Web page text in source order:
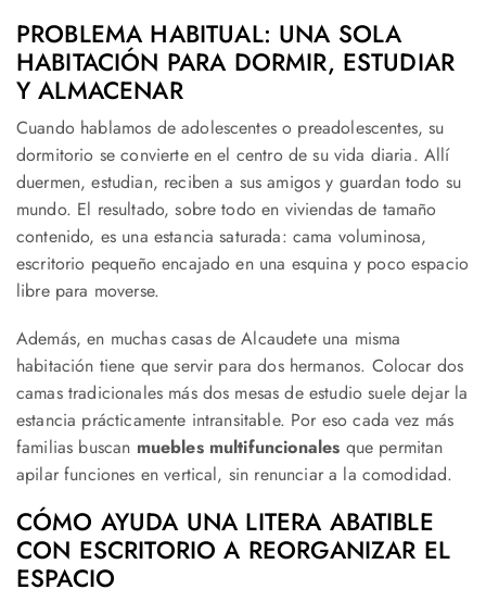
PROBLEMA HABITUAL: UNA SOLA
HABITACIÓN PARA DORMIR, ESTUDIAR
Y ALMACENAR
Cuando hablamos de adolescentes o preadolescentes, su
dormitorio se convierte en el centro de su vida diaria. Allí
duermen, estudian, reciben a sus amigos y guardan todo su
mundo. El resultado, sobre todo en viviendas de tamaño
contenido, es una estancia saturada: cama voluminosa,
escritorio pequeño encajado en una esquina y poco espacio
libre para moverse.
Además, en muchas casas de Alcaudete una misma
habitación tiene que servir para dos hermanos. Colocar dos
camas tradicionales más dos mesas de estudio suele dejar la
estancia prácticamente intransitable. Por eso cada vez más
familias buscan muebles multifuncionales que permitan
apilar funciones en vertical, sin renunciar a la comodidad.
CÓMO AYUDA UNA LITERA ABATIBLE
CON ESCRITORIO A REORGANIZAR EL
ESPACIO